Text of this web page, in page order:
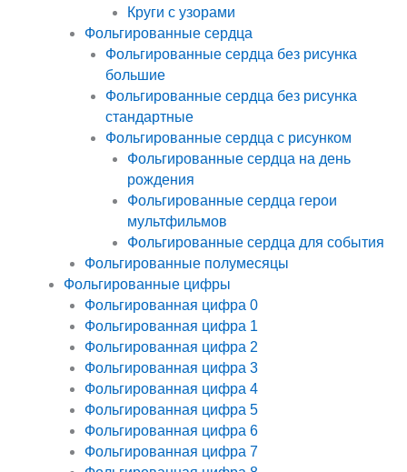
Круги с узорами
Фольгированные сердца
Фольгированные сердца без рисунка
большие
Фольгированные сердца без рисунка
стандартные
Фольгированные сердца с рисунком
Фольгированные сердца на день
рождения
Фольгированные сердца герои
мультфильмов
Фольгированные сердца для события
Фольгированные полумесяцы
Фольгированные цифры
Фольгированная цифра 0
Фольгированная цифра 1
Фольгированная цифра 2
Фольгированная цифра 3
Фольгированная цифра 4
Фольгированная цифра 5
Фольгированная цифра 6
Фольгированная цифра 7